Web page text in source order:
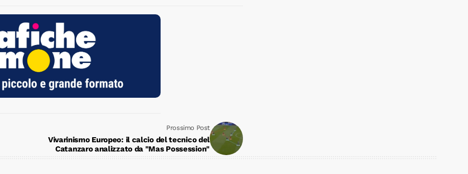
Prossimo Post
Vivarinismo Europeo: il calcio del tecnico del
Catanzaro analizzato da "Mas Possession"